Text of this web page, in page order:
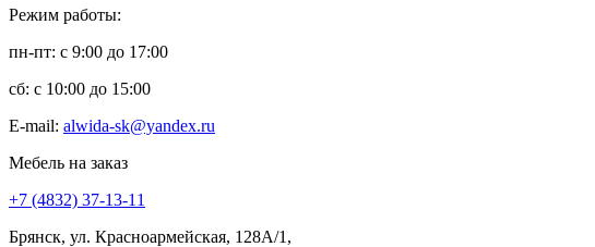
Режим работы:
пн-пт: c 9:00 до 17:00
сб: c 10:00 до 15:00
E-mail: alwida-sk@yandex.ru
Мебель на заказ
+7 (4832) 37-13-11
Брянск, ул. Красноармейская, 128А/1,